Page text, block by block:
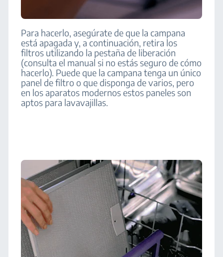
Para hacerlo, asegúrate de que la campana
está apagada y, a continuación, retira los
filtros utilizando la pestaña de liberación
(consulta el manual si no estás seguro de cómo
hacerlo). Puede que la campana tenga un único
panel de filtro o que disponga de varios, pero
en los aparatos modernos estos paneles son
aptos para lavavajillas.